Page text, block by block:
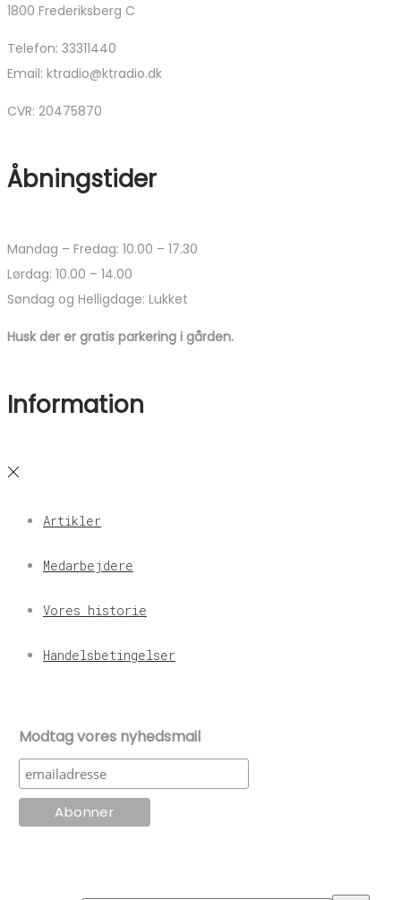
1800 Frederiksberg C
Telefon: 33311440
Email: ktradio@ktradio.dk
CVR: 20475870
Åbningstider
Mandag – Fredag: 10.00 – 17.30
Lørdag: 10.00 – 14.00
Søndag og Helligdage: Lukket
Husk der er gratis parkering i gården.
Information
Artikler
Medarbejdere
Vores historie
Handelsbetingelser
Modtag vores nyhedsmail